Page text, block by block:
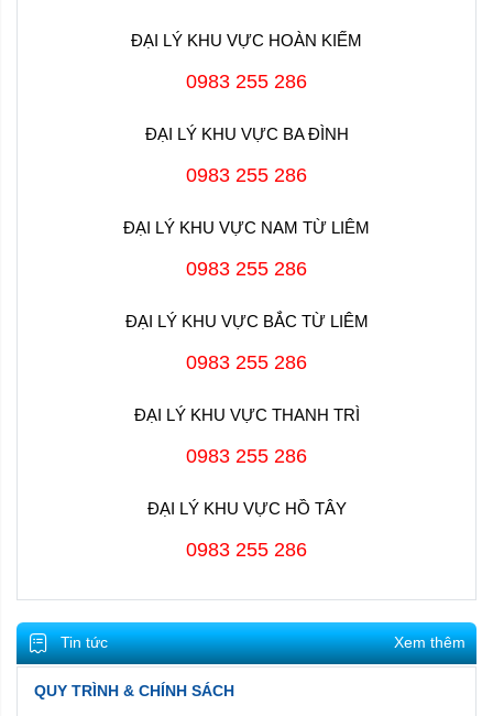
ĐẠI LÝ KHU VỰC HOÀN KIẾM
0983 255 286
ĐẠI LÝ KHU VỰC BA ĐÌNH
0983 255 286
ĐẠI LÝ KHU VỰC NAM TỪ LIÊM
0983 255 286
ĐẠI LÝ KHU VỰC BẮC TỪ LIÊM
0983 255 286
ĐẠI LÝ KHU VỰC THANH TRÌ
0983 255 286
ĐẠI LÝ KHU VỰC HỒ TÂY
0983 255 286
Tin tức Xem thêm
QUY TRÌNH & CHÍNH SÁCH